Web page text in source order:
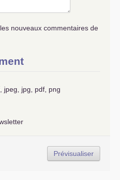
nouveaux commentaires de
jpeg, jpg, pdf, png